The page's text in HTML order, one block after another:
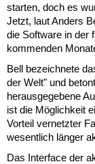
starten, doch es
Jetzt, laut Anders
die Software in der
kommenden
Bell bezeichnete
der Welt" und
herausgegebene
ist die Möglichkeit
Vorteil vernetzter
wesentlich länger
Das Interface der